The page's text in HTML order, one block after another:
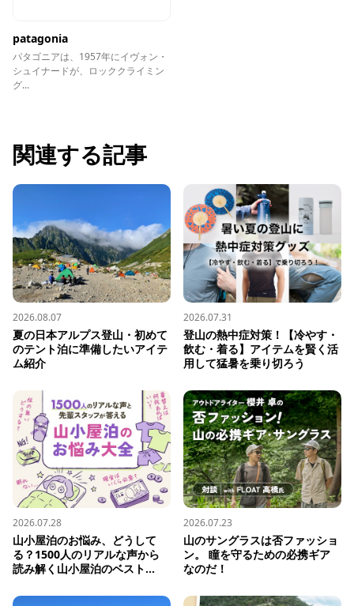
patagonia
パタゴニアは、1957年にイヴォン・
シュイナードが、ロッククライミン
グ...
関連する記事
2026.08.07
夏の日本アルプス登山・初めて
のテント泊に準備したいアイテ
ム紹介
2026.07.31
登山の熱中症対策！【冷やす・
飲む・着る】アイテムを賢く活
用して猛暑を乗り切ろう
2026.07.28
山小屋泊のお悩み、どうして
る？1500人のリアルな声から
読み解く山小屋泊のベスト...
2026.07.23
山のサングラスは否ファッショ
ン。 瞳を守るための必携ギア
なのだ！